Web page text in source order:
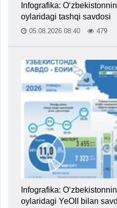
Infografika:
oylaridagi tashqi savdosi
05.08.2026 08:40 479
Infografika:
oylaridagi YeOII bilan